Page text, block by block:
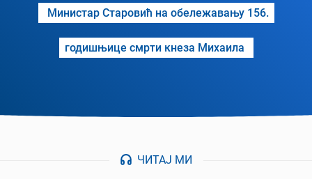
Министар Старовић на обележавању 156.
годишњице смрти кнеза Михаила
ЧИТАЈ МИ